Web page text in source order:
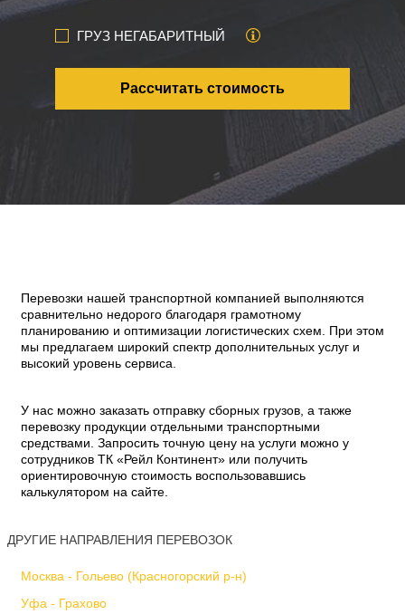
ГРУЗ НЕГАБАРИТНЫЙ
Рассчитать стоимость
Перевозки нашей транспортной компанией выполняются
сравнительно недорого благодаря грамотному
планированию и оптимизации логистических схем. При этом
мы предлагаем широкий спектр дополнительных услуг и
высокий уровень сервиса.
У нас можно заказать отправку сборных грузов, а также
перевозку продукции отдельными транспортными
средствами. Запросить точную цену на услуги можно у
сотрудников ТК «Рейл Континент» или получить
ориентировочную стоимость воспользовавшись
калькулятором на сайте.
ДРУГИЕ НАПРАВЛЕНИЯ ПЕРЕВОЗОК
Москва - Гольево (Красногорский р-н)
Уфа - Грахово